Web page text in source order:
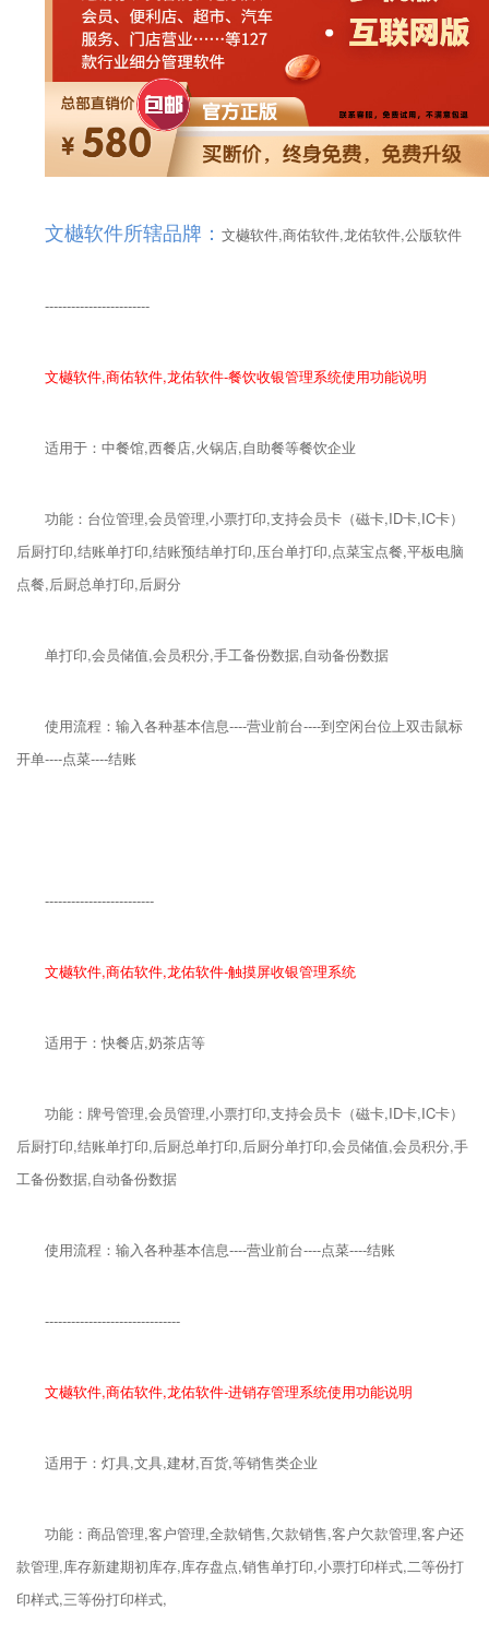
文樾软件所辖品牌： 文樾软件,商佑软件,龙佑软件,公版软件
------------------------
文樾软件,商佑软件,龙佑软件-餐饮收银管理系统使用功能说明
适用于：中餐馆,西餐店,火锅店,自助餐等餐饮企业
功能：台位管理,会员管理,小票打印,支持会员卡（磁卡,ID卡,IC卡）
后厨打印,结账单打印,结账预结单打印,压台单打印,点菜宝点餐,平板电脑
点餐,后厨总单打印,后厨分
单打印,会员储值,会员积分,手工备份数据,自动备份数据
使用流程：输入各种基本信息----营业前台----到空闲台位上双击鼠标
开单----点菜----结账
-------------------------
文樾软件,商佑软件,龙佑软件-触摸屏收银管理系统
适用于：快餐店,奶茶店等
功能：牌号管理,会员管理,小票打印,支持会员卡（磁卡,ID卡,IC卡）
后厨打印,结账单打印,后厨总单打印,后厨分单打印,会员储值,会员积分,手
工备份数据,自动备份数据
使用流程：输入各种基本信息----营业前台----点菜----结账
-------------------------------
文樾软件,商佑软件,龙佑软件-进销存管理系统使用功能说明
适用于：灯具,文具,建材,百货,等销售类企业
功能：商品管理,客户管理,全款销售,欠款销售,客户欠款管理,客户还
款管理,库存新建期初库存,库存盘点,销售单打印,小票打印样式,二等份打
印样式,三等份打印样式,